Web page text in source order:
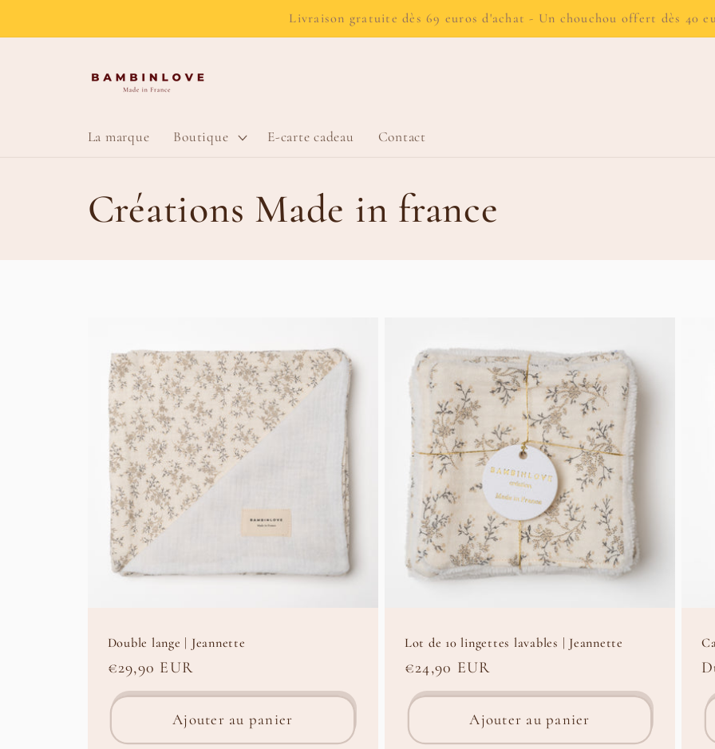
Livraison gratuite dès 69 euros d'achat - Un chouchou offert dès 40
La marque Boutique E-carte cadeau Contact
C
Créations Made in france
Double lange | Jeannette
Prix
habituel
€29,90 EUR
Ajouter au panier
Lot de 10 lingettes lavables | Jeannette
Prix
habituel
€24,90 EUR
Ajouter au panier